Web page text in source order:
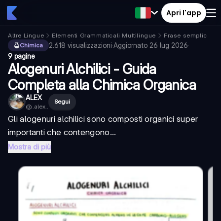
Apri l'app
Altre Lingue Elementi Grammaticali Multilingue
Frase semplice
Chimica
2.618 visualizzazioni·Aggiornato 26 lug 2026·
9 pagine
Alogenuri Alchilici - Guida
Completa alla Chimica Organica
ALEX
@..alex..
Segui
Gli alogenuri alchilici sono composti organici super
importanti che contengono...
Mostra di più